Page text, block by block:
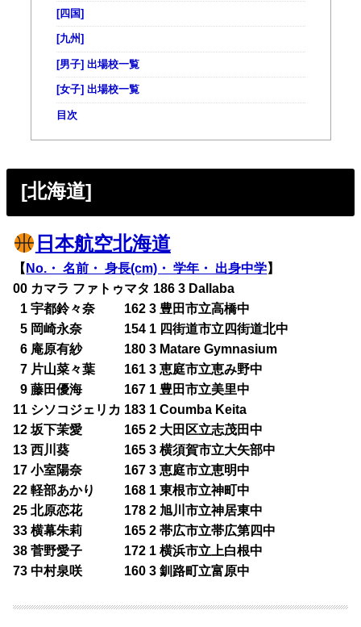
[四国]
[九州]
[男子] 出場校一覧
[女子] 出場校一覧
目次
[北海道]
日本航空北海道
【 No.・ 名前・ 身長(cm)・ 学年・ 出身中学】
00 カマラ ファトゥマタ 186 3 Dallaba
1 宇都鈴々奈 162 3 豊田市立高橋中
05 岡崎永奈 154 1 四街道市立四街道北中
06 庵原有紗 180 3 Matare Gymnasium
07 片山菜々葉 161 3 恵庭市立恵み野中
09 藤田優海 167 1 豊田市立美里中
11 シソコジェリカ 183 1 Coumba Keita
12 坂下茉愛 165 2 大田区立志茂田中
13 西川葵 165 3 横須賀市立大矢部中
17 小室陽奈 167 3 恵庭市立恵明中
22 軽部あかり 168 1 東根市立神町中
25 北原恋花 178 2 旭川市立神居東中
33 横幕朱莉 165 2 帯広市立帯広第四中
38 菅野愛子 172 1 横浜市立上白根中
73 中村泉咲 160 3 釧路町立富原中